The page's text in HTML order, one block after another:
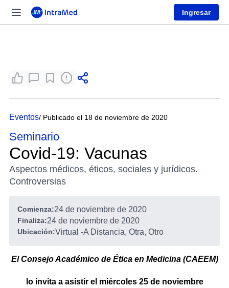
Ingresar
Eventos/ Publicado el 18 de noviembre de 2020
Seminario
Covid-19: Vacunas
Aspectos médicos, éticos, sociales y jurídicos.
Controversias
Comienza:24 de noviembre de 2020
Finaliza:24 de noviembre de 2020
Ubicación:Virtual -A Distancia, Otra, Otro
El Consejo Académico de Ética en Medicina (CAEEM)
lo invita a asistir el miércoles 25 de noviembre